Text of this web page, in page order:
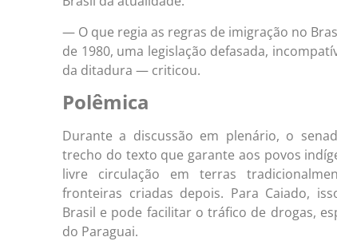
— O que regia as regras de imigração no
de 1980, uma legislação defasada,
da ditadura — criticou.
Polêmica
Durante a discussão em plenário, o
trecho do texto que garante aos povos
livre circulação em terras
fronteiras criadas depois. Para Caiado,
Brasil e pode facilitar o tráfico de drogas,
do Paraguai.